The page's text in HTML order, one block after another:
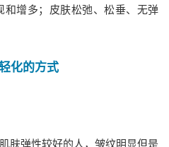
增多；皮肤松弛、松垂、无弹
化的方式
肤弹性较好的人，皱纹明显但是